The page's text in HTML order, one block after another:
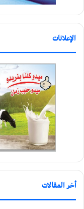
الإعلانات
أخر المقالات